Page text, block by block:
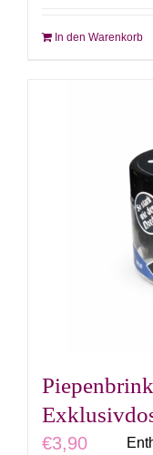
In den Warenkorb
€3,90